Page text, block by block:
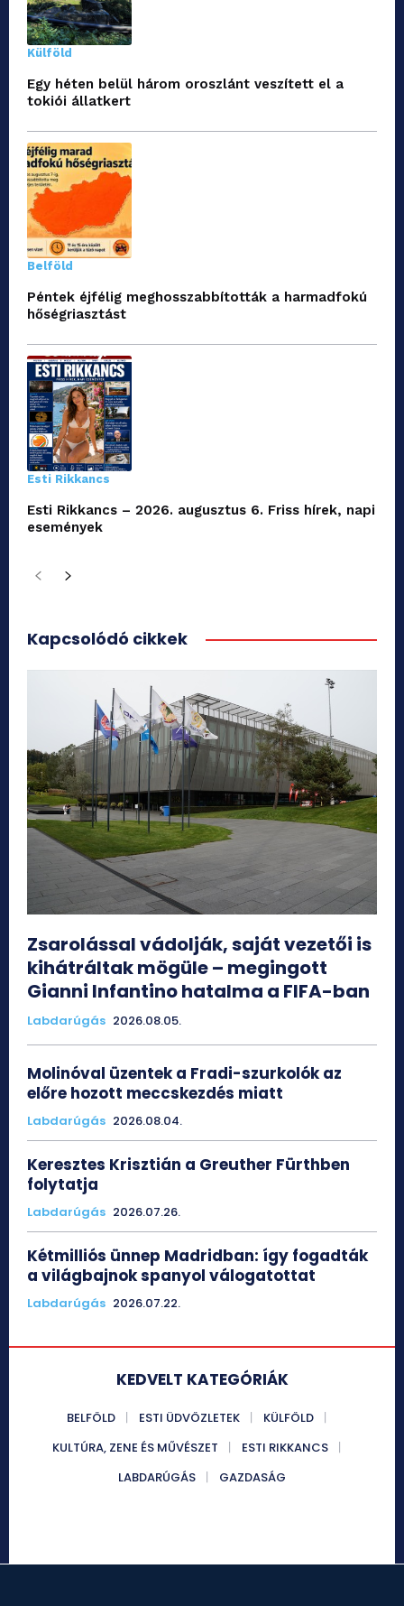
Külföld
Egy héten belül három oroszlánt veszített el a
tokiói állatkert
Belföld
Péntek éjfélig meghosszabbították a harmadfokú
hőségriasztást
Esti Rikkancs
Esti Rikkancs – 2026. augusztus 6. Friss hírek, napi
események
Kapcsolódó cikkek
Zsarolással vádolják, saját vezetői is
kihátráltak mögüle – megingott
Gianni Infantino hatalma a FIFA-ban
Labdarúgás 2026.08.05.
Molinóval üzentek a Fradi-szurkolók az
előre hozott meccskezdés miatt
Labdarúgás 2026.08.04.
Keresztes Krisztián a Greuther Fürthben
folytatja
Labdarúgás 2026.07.26.
Kétmilliós ünnep Madridban: így fogadták
a világbajnok spanyol válogatottat
Labdarúgás 2026.07.22.
KEDVELT KATEGÓRIÁK
BELFÖLD ESTI ÜDVÖZLETEK
KÜLFÖLD
KULTÚRA, ZENE ÉS MŰVÉSZET
ESTI RIKKANCS
LABDARÚGÁS
GAZDASÁG